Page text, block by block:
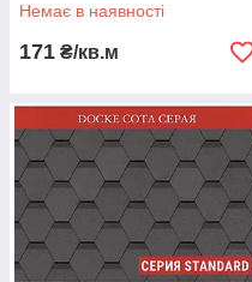
Немає в наявності
171 ₴/кв.м